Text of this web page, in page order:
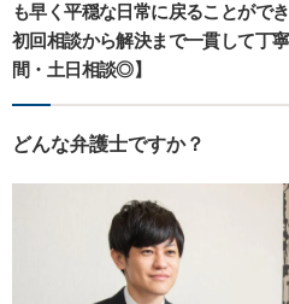
も早く平穏な日常に戻ることがで
初回相談から解決まで一貫して丁
間・土日相談◎】
どんな弁護士ですか？